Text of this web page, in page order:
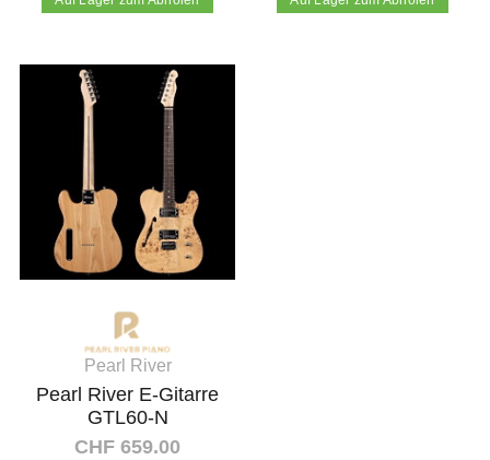
In den Warenkorb
Pearl River
Pearl River E-Gitarre
GTL60-N
CHF 659.00